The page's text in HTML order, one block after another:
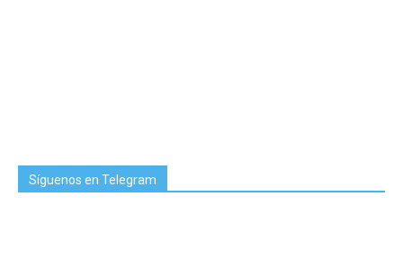
Síguenos en Telegram